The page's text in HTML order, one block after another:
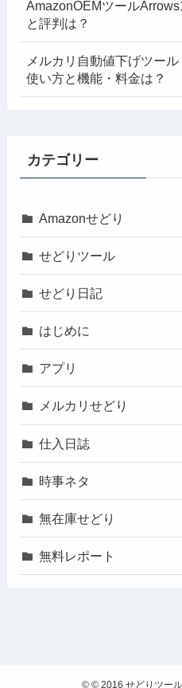
AmazonOEMツール
と評判は？
メルカリ自動値下げツー
使い方と機能・料金は？
カテゴリー
Amazonせどり
せどりツール
せどり日記
はじめに
アプリ
メルカリせどり
仕入日誌
時事ネタ
無在庫せどり
無料レポート
© © 2016 せどりツー